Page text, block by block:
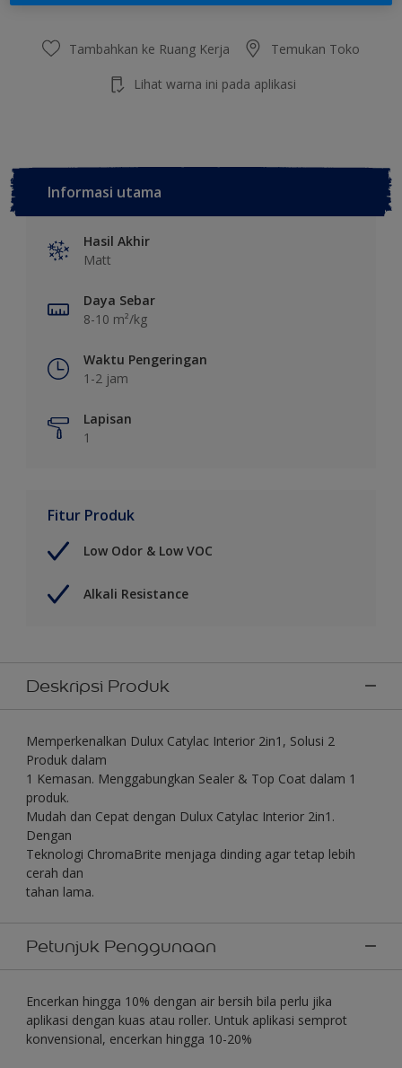
Tambahkan ke Ruang Kerja Temukan Toko
Lihat warna ini pada aplikasi
Informasi utama
Hasil Akhir
Matt
Daya Sebar
8-10 m²/kg
Waktu Pengeringan
1-2 jam
Lapisan
1
Fitur Produk
Low Odor & Low VOC
Alkali Resistance
Deskripsi Produk
Memperkenalkan Dulux Catylac Interior 2in1, Solusi 2
Produk dalam
1 Kemasan. Menggabungkan Sealer & Top Coat dalam 1
produk.
Mudah dan Cepat dengan Dulux Catylac Interior 2in1.
Dengan
Teknologi ChromaBrite menjaga dinding agar tetap lebih
cerah dan
tahan lama.
Petunjuk Penggunaan
Encerkan hingga 10% dengan air bersih bila perlu jika
aplikasi dengan kuas atau roller. Untuk aplikasi semprot
konvensional, encerkan hingga 10-20%